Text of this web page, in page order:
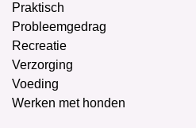
Praktisch
Probleemgedrag
Recreatie
Verzorging
Voeding
Werken met honden